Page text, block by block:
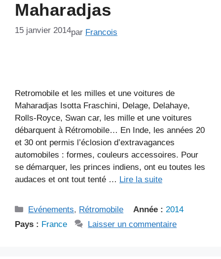
Maharadjas
15 janvier 2014par Francois
Retromobile et les milles et une voitures de
Maharadjas Isotta Fraschini, Delage, Delahaye,
Rolls-Royce, Swan car, les mille et une voitures
débarquent à Rétromobile… En Inde, les années 20
et 30 ont permis l’éclosion d’extravagances
automobiles : formes, couleurs accessoires. Pour
se démarquer, les princes indiens, ont eu toutes les
audaces et ont tout tenté … Lire la suite
Catégories
Evénements, Rétromobile Année : 2014
Pays : France Laisser un commentaire